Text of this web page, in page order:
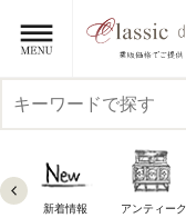
新着情報 アンティーク